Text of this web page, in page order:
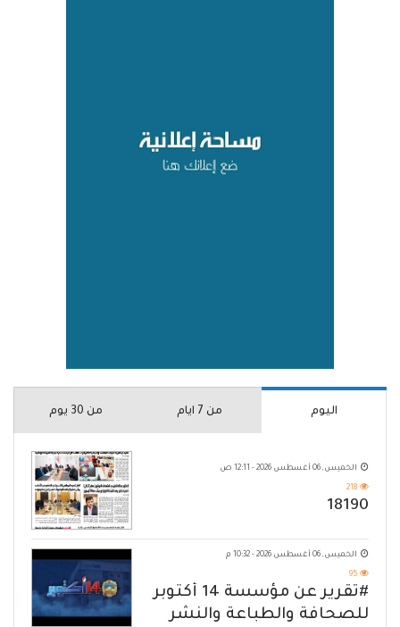
اليوم من 7 ايام من 30 يوم
الخميس, 06 أغسطس 2026 - 12:11 ص
218
18190
الخميس, 06 أغسطس 2026 - 10:32 م
95
#تقرير عن مؤسسة 14 أكتوبر
للصحافة والطباعة والنشر